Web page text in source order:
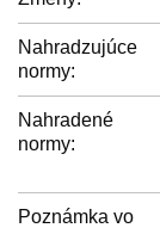
Nahradzujúce
normy:
Nahradené
normy:
Poznámka vo